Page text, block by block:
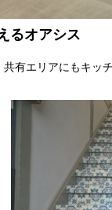
るオアシス
有エリアにもキッ